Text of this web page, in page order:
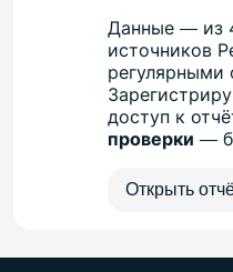
Данные — из
источников
регулярными
доступ к
проверки —
Открыть